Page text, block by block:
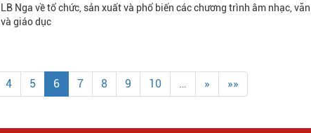
LB Nga về tổ chức, sản xuất và phổ biến các chương trình âm nhạc,
và giáo dục
4 5 6 7 8 9 10 … » »»